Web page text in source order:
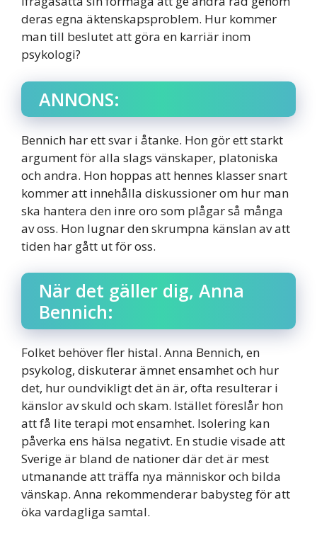
deras egna äktenskapsproblem. Hur kommer
man till beslutet att göra en karriär inom
psykologi?
ANNONS:
Bennich har ett svar i åtanke. Hon gör ett starkt
argument för alla slags vänskaper, platoniska
och andra. Hon hoppas att hennes klasser snart
kommer att innehålla diskussioner om hur man
ska hantera den inre oro som plågar så många
av oss. Hon lugnar den skrumpna känslan av att
tiden har gått ut för oss.
När det gäller dig, Anna
Bennich:
Folket behöver fler histal. Anna Bennich, en
psykolog, diskuterar ämnet ensamhet och hur
det, hur oundvikligt det än är, ofta resulterar i
känslor av skuld och skam. Istället föreslår hon
att få lite terapi mot ensamhet. Isolering kan
påverka ens hälsa negativt. En studie visade att
Sverige är bland de nationer där det är mest
utmanande att träffa nya människor och bilda
vänskap. Anna rekommenderar babysteg för att
öka vardagliga samtal.